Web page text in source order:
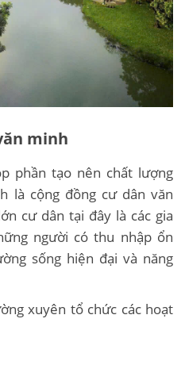
minh
phần tạo nên chất lượng
là cộng đồng cư dân văn
cư dân tại đây là các gia
người có thu nhập ổn
sống hiện đại và năng
xuyên tổ chức các hoạt